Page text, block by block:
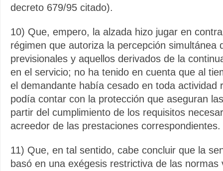
decreto 679/95 citado).
10) Que, empero, la alzada hizo jugar en
régimen que autoriza la percepción simultánea
previsionales y aquellos derivados de la
en el servicio; no ha tenido en cuenta que al
el demandante había cesado en toda actividad
podía contar con la protección que aseguran
partir del cumplimiento de los requisitos
acreedor de las prestaciones correspondientes.
11) Que, en tal sentido, cabe concluir que la
basó en una exégesis restrictiva de las